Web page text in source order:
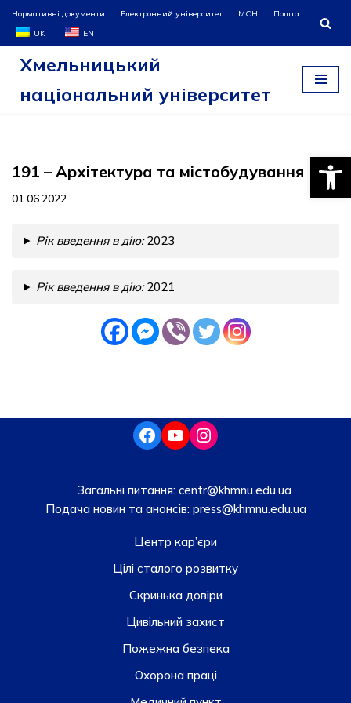
Перейти
до
Нормативні документи Електронний університет МСН
Пошта
UK
EN
Хмельницький
національний університет
191 – Архітектура та містобудування
01.06.2022
Рік введення в дію:2023
Рік введення в дію:2021
Загальні питання: centr@khmnu.edu.ua
Подача новин та анонсів:press@khmnu.edu.ua
Центр кар’єри
Цілі сталого розвитку
Скринька довiри
Цивільний захист
Пожежна безпека
Охорона праці